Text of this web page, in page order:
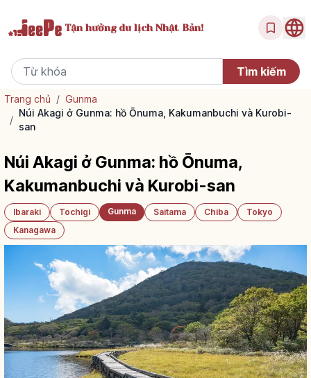
Tận hưởngdu lịch Nhật Bản!
Trang chủ / Gunma
/
Núi Akagi ở Gunma: hồ Ōnuma, Kakumanbuchi và Kurobi-
san
Núi Akagi ở Gunma: hồ Ōnuma,
Kakumanbuchi và Kurobi-san
Ibaraki Tochigi Gunma Saitama Chiba
Tokyo
Kanagawa